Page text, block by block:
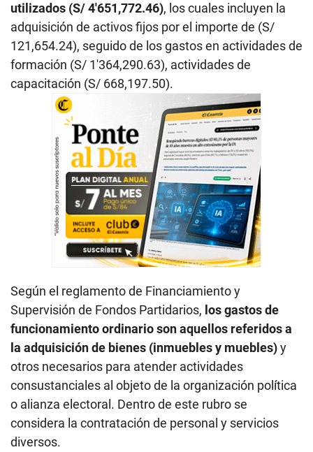
utilizados (S/ 4′651,772.46), los cuales incluyen la
adquisición de activos fijos por el importe de (S/
121,654.24), seguido de los gastos en actividades de
formación (S/ 1′364,290.63), actividades de
capacitación (S/ 668,197.50).
Según el reglamento de Financiamiento y
Supervisión de Fondos Partidarios, los gastos de
funcionamiento ordinario son aquellos referidos a
la adquisición de bienes (inmuebles y muebles)y
otros necesarios para atender actividades
consustanciales al objeto de la organización política
o alianza electoral. Dentro de este rubro se
considera la contratación de personal y servicios
diversos.